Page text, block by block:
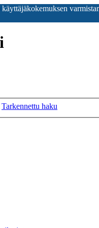
Tarkennettu haku